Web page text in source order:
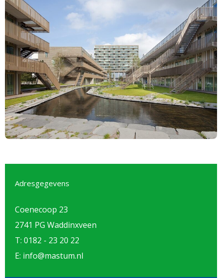
Adresgegevens
Coenecoop 23
2741 PG Waddinxveen
T: 0182 - 23 20 22
E: info@mastum.nl